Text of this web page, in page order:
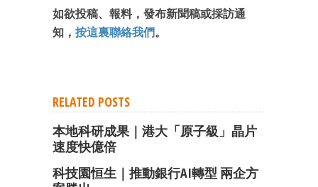
如欲投稿、報料，發布新聞稿或採訪通
知， 按這裏聯絡我們。
RELATED POSTS
本地科研成果｜港大「原子級」晶片
速度快億倍
科技園恒生｜推動銀行AI轉型 兩企方